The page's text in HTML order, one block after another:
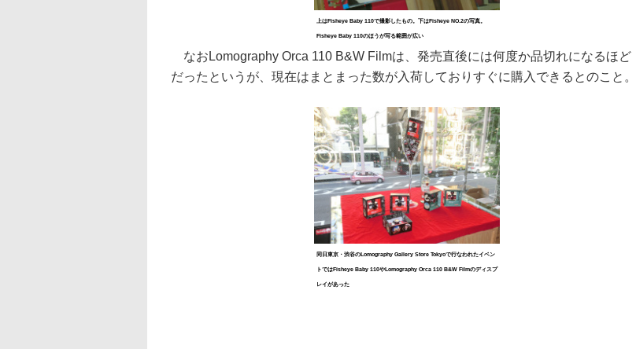
上はFisheye Baby 110で撮影したもの。下はFisheye NO.2の写真。
Fisheye Baby 110のほうが写る範囲が広い
なおLomography Orca 110 B&W Filmは、発売直後には何度か品切れになるほど
だったというが、現在はまとまった数が入荷しておりすぐに購入できるとのこと。
同日東京・渋谷のLomography Gallery Store Tokyoで行なわれたイベン
トではFisheye Baby 110やLomography Orca 110 B&W Filmのディスプ
レイがあった